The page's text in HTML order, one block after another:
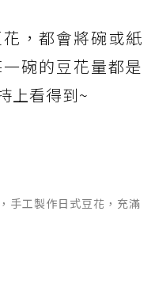
，都會將碗或紙
碗的豆花量都是
上看得到~
手工製作日式豆花，充滿